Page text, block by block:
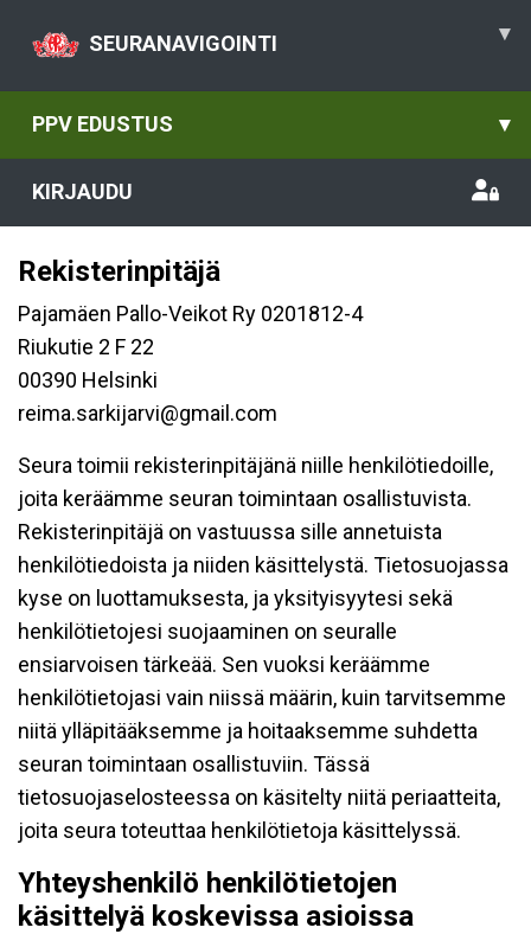
SEURANAVIGOINTI ▾
PPV EDUSTUS ▾
KIRJAUDU
Rekisterinpitäjä
Pajamäen Pallo-Veikot Ry 0201812-4
Riukutie 2 F 22
00390 Helsinki
reima.sarkijarvi@gmail.com
Seura toimii rekisterinpitäjänä niille henkilötiedoille,
joita keräämme seuran toimintaan osallistuvista.
Rekisterinpitäjä on vastuussa sille annetuista
henkilötiedoista ja niiden käsittelystä. Tietosuojassa
kyse on luottamuksesta, ja yksityisyytesi sekä
henkilötietojesi suojaaminen on seuralle
ensiarvoisen tärkeää. Sen vuoksi keräämme
henkilötietojasi vain niissä määrin, kuin tarvitsemme
niitä ylläpitääksemme ja hoitaaksemme suhdetta
seuran toimintaan osallistuviin. Tässä
tietosuojaselosteessa on käsitelty niitä periaatteita,
joita seura toteuttaa henkilötietoja käsittelyssä.
Yhteyshenkilö henkilötietojen
käsittelyä koskevissa asioissa